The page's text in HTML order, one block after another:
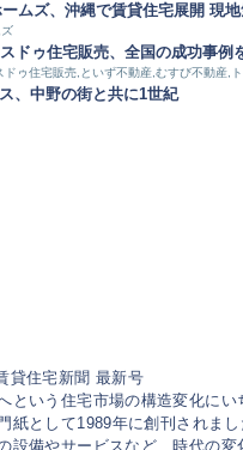
ムズ、沖縄で賃貸住宅展開 現
ドゥ住宅販売、全国の成功事例
ドゥ住宅販売,といず不動産,むすび不動産,
、中野の街と共に1世紀
という住宅市場の構造変化にい
紙として1989年に創刊されま
備やサービスなど、時代の変